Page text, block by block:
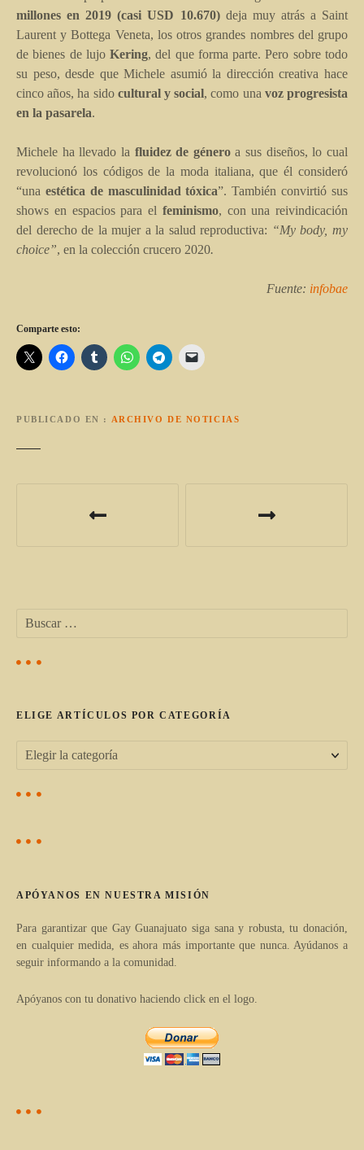
millones en 2019 (casi USD 10.670)deja muy atrás a Saint
Laurent y Bottega Veneta, los otros grandes nombres del grupo
de bienes de lujoKering, del que forma parte. Pero sobre todo
su peso, desde que Michele asumió la dirección creativa hace
cinco años, ha sido cultural y social, como una voz progresista
en la pasarela.
Michele ha llevado la fluidez de géneroa sus diseños, lo cual
revolucionó los códigos de la moda italiana, que él consideró
“una estética de masculinidad tóxica”. También convirtió sus
shows en espacios para el feminismo, con una reivindicación
del derecho de la mujer a la salud reproductiva: “My body, my
choice”, en la colección crucero 2020.
Fuente: infobae
Comparte esto:
PUBLICADO EN ARCHIVO DE NOTICIAS
g
a
ó
n
e
n
t
r
c
:ELIGE ARTÍCULOS POR CATEGORÍA
E
r
t
í
c
u
o
APÓYANOS EN NUESTRA MISIÓN
Para garantizar que Gay Guanajuato siga sana y robusta, tu donación,
en cualquier medida, es ahora más importante que nunca. Ayúdanos a
seguir informando a la comunidad.
Apóyanos con tu donativo haciendo click en el logo.